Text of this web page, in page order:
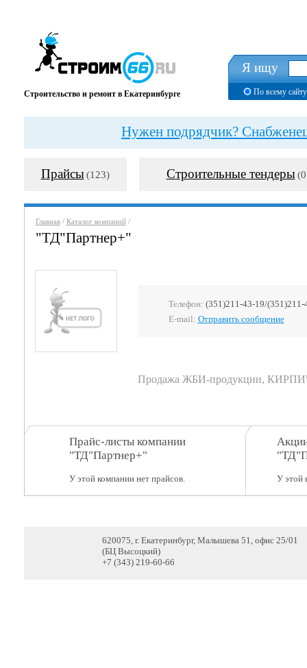
Строительство и ремонт в Екатеринбурге
Я ищу
По всему сайту
Нужен подрядчик?
Прайсы (123) Строительные тендеры
Главная/ Каталог компаний/
"ТД"Партнер+"
Телефон: (351)211-43-19/(351)211-
E-mail: Отправить сообщение
Продажа ЖБИ-продукции,
Прайс-листы компании
"ТД"Партнер+"
У этой компании нет прайсов. У этой
620075, г. Екатеринбург, Малышева 51, офис 25/01
(БЦ Высоцкий)
+7 (343) 219-60-66